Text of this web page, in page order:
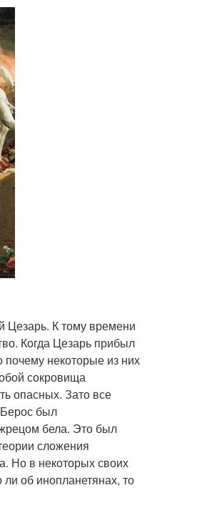
Цезарь. К тому времени
Когда Цезарь прибыл
некоторые из них
сокровища
опасных. Зато все
был
бела. Это был
сложения
Но в некоторых своих
об инопланетянах, то